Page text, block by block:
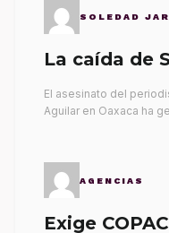
SOLEDAD
La caída de
El asesinato del
Aguilar en Oaxaca ha
AGENCIAS
Exige